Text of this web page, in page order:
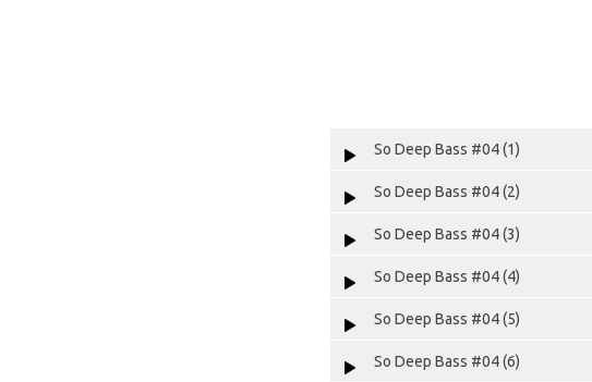
So Deep Bass #04 (1)
So Deep Bass #04 (2)
So Deep Bass #04 (3)
So Deep Bass #04 (4)
So Deep Bass #04 (5)
So Deep Bass #04 (6)